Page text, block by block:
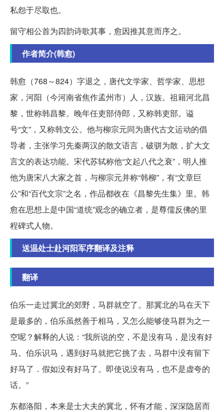
私怨于尽取也。
留守相公首为四韵诗歌其事，愈因推其意而序之。
作者简介(韩愈)
韩愈（768～824）字退之，唐代文学家、哲学家、思想
家，河阳（今河南省焦作孟州市）人，汉族。祖籍河北昌
黎，世称韩昌黎。晚年任吏部侍郎，又称韩吏部。谥
号“文”，又称韩文公。他与柳宗元同为唐代古文运动的倡
导者，主张学习先秦两汉的散文语言，破骈为散，扩大文
言文的表达功能。宋代苏轼称他“文起八代之衰”，明人推
他为唐宋八大家之首，与柳宗元并称“韩柳”，有“文章巨
公”和“百代文宗”之名，作品都收在《昌黎先生集》里。韩
愈在思想上是中国“道统”观念的确立者，是尊儒反佛的里
程碑式人物。
送温处士赴河阳军序翻译及注释
翻译
伯乐一走过冀北的郊野，马群就空了。那冀北的马在天下
是最多的，伯乐虽然善于相马，又怎么能够使马群为之一
空呢？解释的人说：“我所说的空，不是没有马，是没有好
马。伯乐识马，遇到好马就把它挑了去，马群中没有留下
好马了．假如没有好马了。即使说没有马，也不是虚夸的
话。”
东都洛阳，本来是士大夫的冀北，怀有才能，深深隐居而